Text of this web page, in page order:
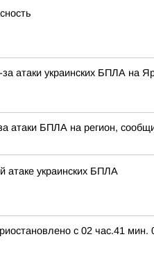
атаки украинских БПЛА
БПЛА на регион,
атаке украинских БПЛА
с 02 час.41